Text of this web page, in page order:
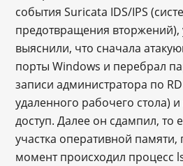
события Suricata IDS/IPS
предотвращения вторжений),
выяснили, что сначала
порты Windows и перебрал
записи администратора по
удаленного рабочего стола)
доступ. Далее он сдампил, то
участка оперативной памяти,
момент происходил процесс